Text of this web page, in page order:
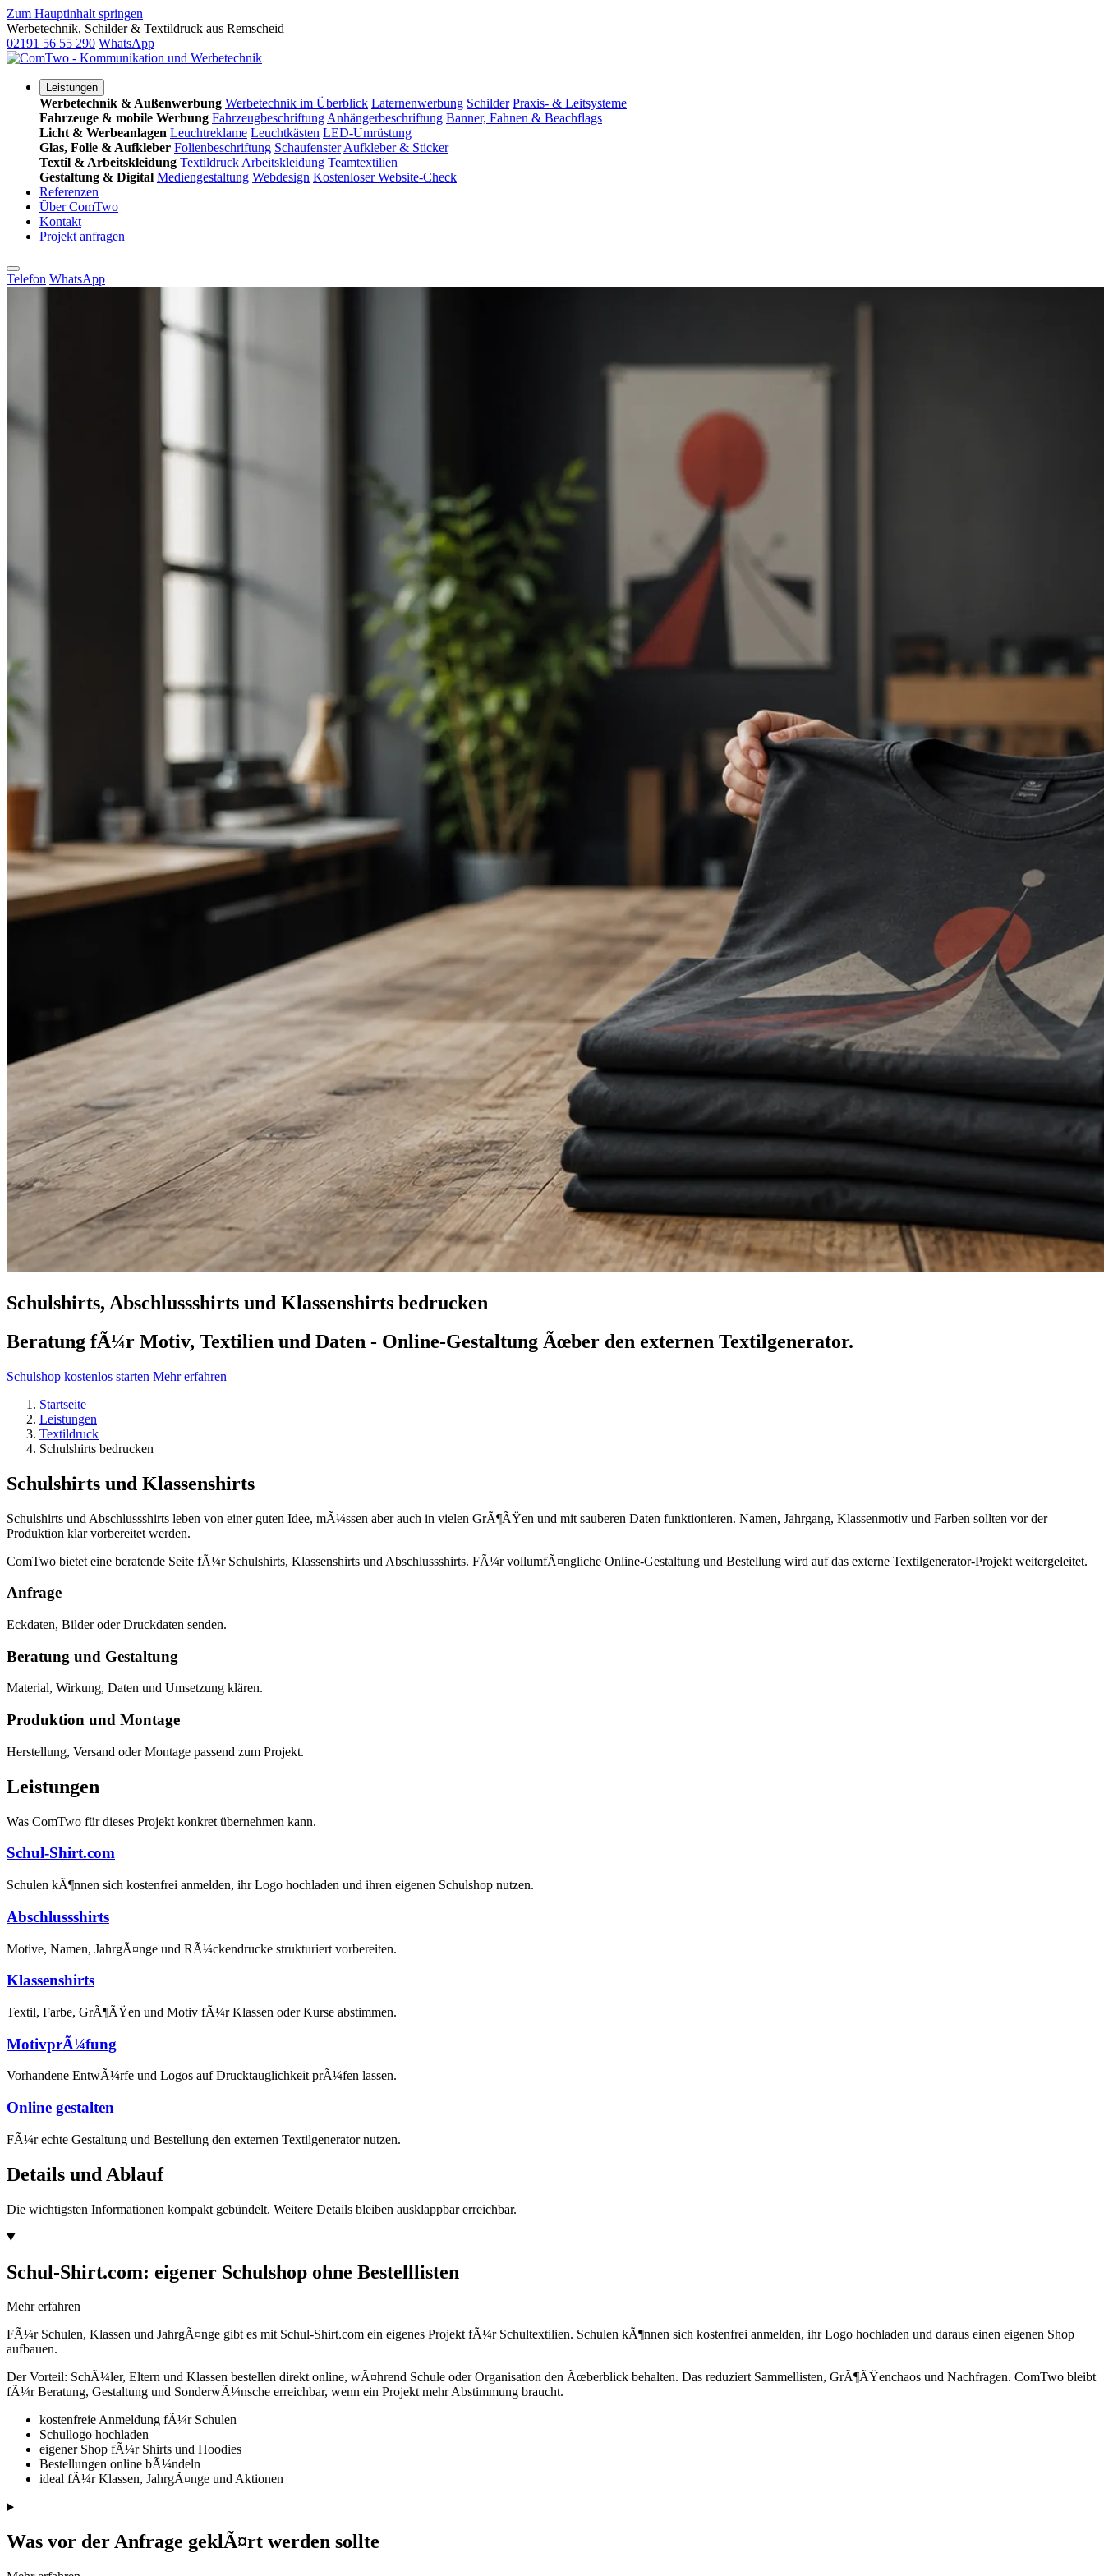
Zum Hauptinhalt springen
Werbetechnik, Schilder & Textildruck aus Remscheid
02191 56 55 290 WhatsApp
Leistungen
Werbetechnik & Außenwerbung Werbetechnik im Überblick Laternenwerbung Schilder Praxis- & Leitsysteme
Fahrzeuge & mobile Werbung Fahrzeugbeschriftung Anhängerbeschriftung Banner, Fahnen & Beachflags
Licht & Werbeanlagen Leuchtreklame Leuchtkästen LED-Umrüstung
Glas, Folie & Aufkleber Folienbeschriftung Schaufenster Aufkleber & Sticker
Textil & Arbeitskleidung Textildruck Arbeitskleidung Teamtextilien
Gestaltung & Digital Mediengestaltung Webdesign Kostenloser Website-Check
Referenzen
Über ComTwo
Kontakt
Projekt anfragen
Telefon WhatsApp
Schulshirts, Abschlussshirts und Klassenshirts bedrucken
Beratung fÃ¼r Motiv, Textilien und Daten - Online-Gestaltung Ãœber den externen Textilgenerator.
Schulshop kostenlos starten Mehr erfahren
Startseite
Leistungen
Textildruck
Schulshirts bedrucken
Schulshirts und Klassenshirts
Schulshirts und Abschlussshirts leben von einer guten Idee, mÃ¼ssen aber auch in vielen GrÃ¶ÃŸen und mit sauberen Daten funktionieren. Namen, Jahrgang, Klassenmotiv und Farben sollten vor der
Produktion klar vorbereitet werden.
ComTwo bietet eine beratende Seite fÃ¼r Schulshirts, Klassenshirts und Abschlussshirts. FÃ¼r vollumfÃ¤ngliche Online-Gestaltung und Bestellung wird auf das externe Textilgenerator-Projekt weitergeleitet.
Anfrage
Eckdaten, Bilder oder Druckdaten senden.
Beratung und Gestaltung
Material, Wirkung, Daten und Umsetzung klären.
Produktion und Montage
Herstellung, Versand oder Montage passend zum Projekt.
Leistungen
Was ComTwo für dieses Projekt konkret übernehmen kann.
Schul-Shirt.com
Schulen kÃ¶nnen sich kostenfrei anmelden, ihr Logo hochladen und ihren eigenen Schulshop nutzen.
Abschlussshirts
Motive, Namen, JahrgÃ¤nge und RÃ¼ckendrucke strukturiert vorbereiten.
Klassenshirts
Textil, Farbe, GrÃ¶ÃŸen und Motiv fÃ¼r Klassen oder Kurse abstimmen.
MotivprÃ¼fung
Vorhandene EntwÃ¼rfe und Logos auf Drucktauglichkeit prÃ¼fen lassen.
Online gestalten
FÃ¼r echte Gestaltung und Bestellung den externen Textilgenerator nutzen.
Details und Ablauf
Die wichtigsten Informationen kompakt gebündelt. Weitere Details bleiben ausklappbar erreichbar.
Schul-Shirt.com: eigener Schulshop ohne Bestelllisten
Mehr erfahren
FÃ¼r Schulen, Klassen und JahrgÃ¤nge gibt es mit Schul-Shirt.com ein eigenes Projekt fÃ¼r Schultextilien. Schulen kÃ¶nnen sich kostenfrei anmelden, ihr Logo hochladen und daraus einen eigenen Shop
aufbauen.
Der Vorteil: SchÃ¼ler, Eltern und Klassen bestellen direkt online, wÃ¤hrend Schule oder Organisation den Ãœberblick behalten. Das reduziert Sammellisten, GrÃ¶ÃŸenchaos und Nachfragen. ComTwo bleibt
fÃ¼r Beratung, Gestaltung und SonderwÃ¼nsche erreichbar, wenn ein Projekt mehr Abstimmung braucht.
kostenfreie Anmeldung fÃ¼r Schulen
Schullogo hochladen
eigener Shop fÃ¼r Shirts und Hoodies
Bestellungen online bÃ¼ndeln
ideal fÃ¼r Klassen, JahrgÃ¤nge und Aktionen
Was vor der Anfrage geklÃ¤rt werden sollte